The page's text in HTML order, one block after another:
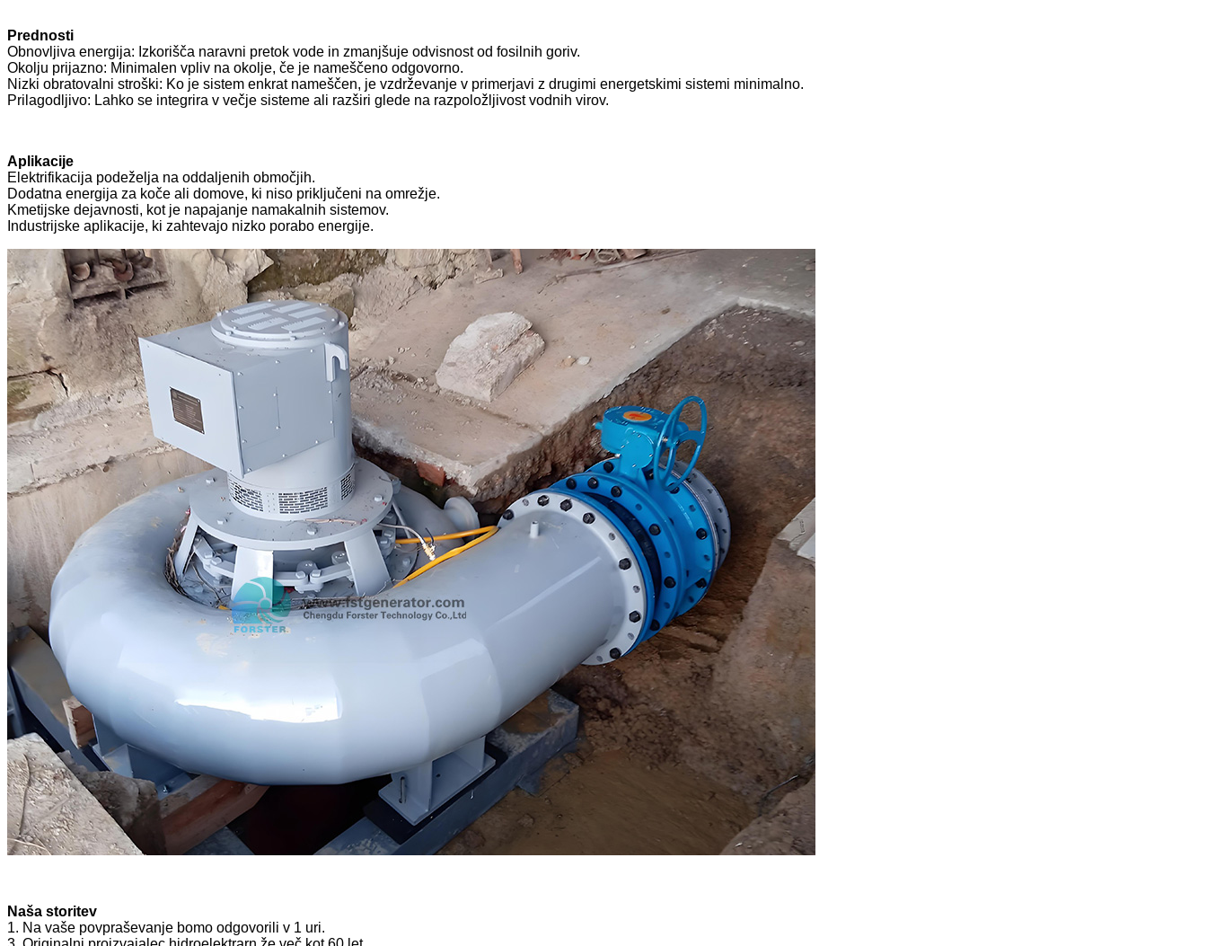
Prednosti
Obnovljiva energija: Izkorišča naravni pretok vode in zmanjšuje odvisnost od fosilnih goriv.
Okolju prijazno: Minimalen vpliv na okolje, če je nameščeno odgovorno.
Nizki obratovalni stroški: Ko je sistem enkrat nameščen, je vzdrževanje v primerjavi z drugimi energetskimi sistemi minimalno.
Prilagodljivo: Lahko se integrira v večje sisteme ali razširi glede na razpoložljivost vodnih virov.
Aplikacije
Elektrifikacija podeželja na oddaljenih območjih.
Dodatna energija za koče ali domove, ki niso priključeni na omrežje.
Kmetijske dejavnosti, kot je napajanje namakalnih sistemov.
Industrijske aplikacije, ki zahtevajo nizko porabo energije.
Naša storitev
1. Na vaše povpraševanje bomo odgovorili v 1 uri.